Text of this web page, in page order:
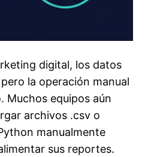
digital, los datos
la operación manual
Muchos equipos aún
archivos .csv o
manualmente
sus reportes.